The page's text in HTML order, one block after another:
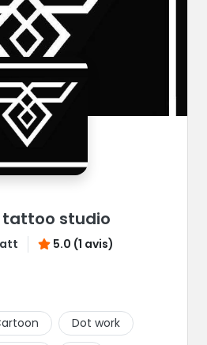
tattoo studio
5.0 (1 avis)
Dot work